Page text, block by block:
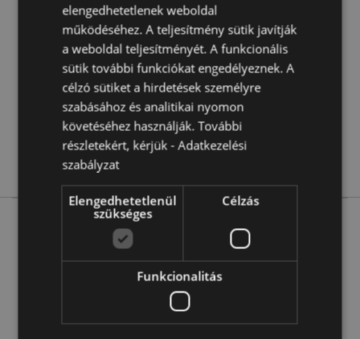
További
Információ
Magasság 5.5cm Szélesség 4cm Vastagság 4cm
5055071755880
144
0.022000
Nem
Nem
Dog Squad
More from this range
elengedhetetlenek weboldal
működéséhez. A teljesítmény sütik javítják
a weboldal teljesítményét. A funkcionális
sütik további funkciókat engedélyeznek. A
célzó sütiket a hirdetések személyre
szabásához és analitikai nyomon
követéséhez használják. További
részletekért, kérjük -Adatkezelési
szabályzat
Elengedhetetlenül
szükséges
Célzás
Funkcionalitás